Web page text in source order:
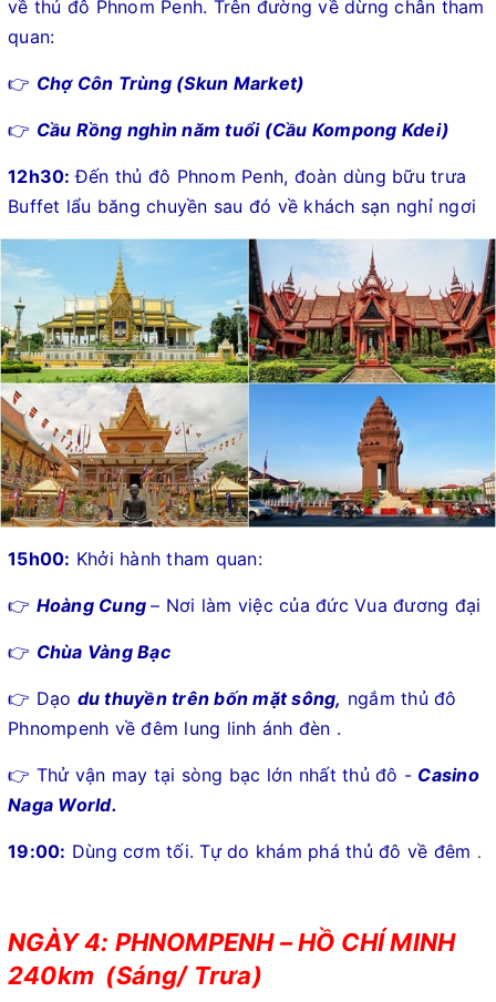
về thủ đô Phnom Penh. Trên đường về dừng chân tham
quan:
👉 Chợ Côn Trùng (Skun Market)
👉 Cầu Rồng nghìn năm tuổi (Cầu Kompong Kdei)
12h30:Đến thủ đô Phnom Penh, đoàn dùng bữu trưa
Buffet lẩu băng chuyền sau đó về khách sạn nghỉ ngơi
15h00: Khởi hành tham quan:
👉 Hoàng Cung– Nơi làm việc của đức Vua đương đại
👉 Chùa Vàng Bạc
👉 Dạo du thuyền trên bốn mặt sông, ngắm thủ đô
Phnompenh về đêm lung linh ánh đèn .
👉 Thử vận may tại sòng bạc lớn nhất thủ đô - Casino
Naga World.
19:00: Dùng cơm tối. Tự do khám phá thủ đô về đêm .
NGÀY 4: PHNOMPENH – HỒ CHÍ MINH
240km (Sáng/ Trưa)